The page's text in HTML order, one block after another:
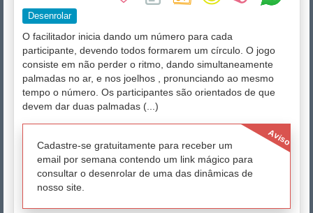
Desenrolar
O facilitador inicia dando um número para cada
participante, devendo todos formarem um círculo. O jogo
consiste em não perder o ritmo, dando simultaneamente
palmadas no ar, e nos joelhos , pronunciando ao mesmo
tempo o número. Os participantes são orientados de que
devem dar duas palmadas (...)
Aviso
Cadastre-se gratuitamente para receber um
email por semana contendo um link mágico para
consultar o desenrolar de uma das dinâmicas de
nosso site.